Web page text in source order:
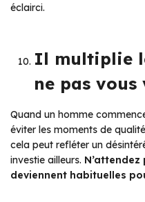
éclairci.
Il multiplie
ne pas vous
Quand un homme
éviter les moments de
cela peut refléter un
investie ailleurs. N’attendez
deviennent habituelles